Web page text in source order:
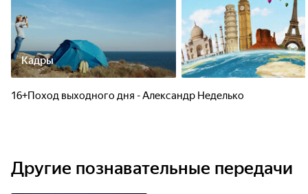
Кадры
16+Поход выходного дня - Александр Неделько
Другие познавательные передачи